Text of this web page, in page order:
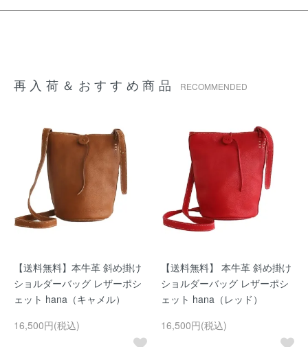
再入荷＆おすすめ商品 RECOMMENDED
【送料無料】本牛革 斜め掛け
ショルダーバッグ レザーポシ
ェット hana（キャメル）
16,500円(税込)
【送料無料】 本牛革 斜め掛け
ショルダーバッグ レザーポシ
ェット hana（レッド）
16,500円(税込)